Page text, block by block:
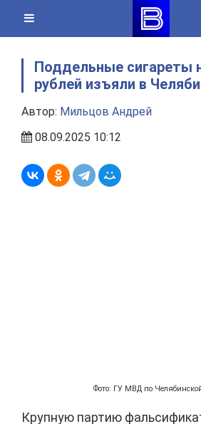
content
Поддельные сигареты
рублей изъяли в
Автор: Мильцов Андрей
08.09.2025 10:12
Фото: ГУ МВД по
Крупную партию